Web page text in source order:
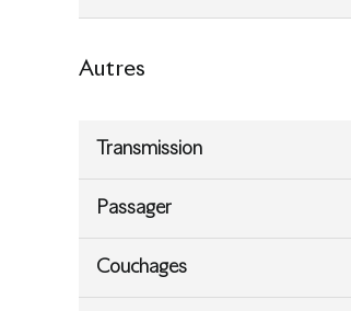
Autres
Transmission
Passager
Couchages